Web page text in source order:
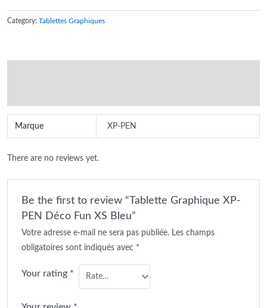
Category: Tablettes Graphiques
Marque XP-PEN
There are no reviews yet.
Be the first to review “Tablette Graphique XP-
PEN Déco Fun XS Bleu”
Votre adresse e-mail ne sera pas publiée. Les champs
obligatoires sont indiqués avec *
Your rating *